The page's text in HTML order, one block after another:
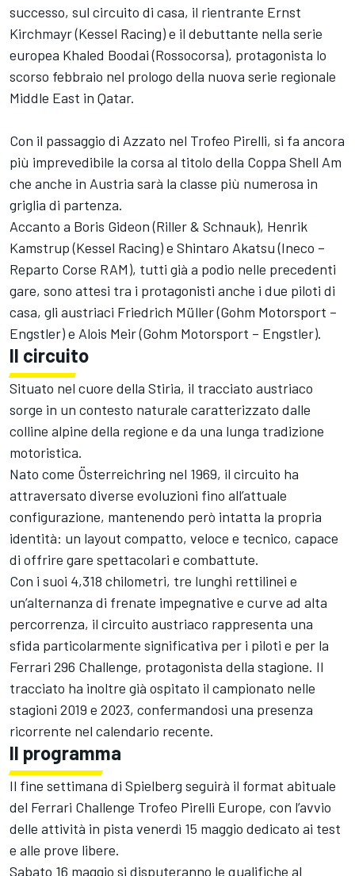
successo, sul circuito di casa, il rientrante Ernst
Kirchmayr (Kessel Racing) e il debuttante nella serie
europea Khaled Boodai (Rossocorsa), protagonista lo
scorso febbraio nel prologo della nuova serie regionale
Middle East in Qatar.
Con il passaggio di Azzato nel Trofeo Pirelli, si fa ancora
più imprevedibile la corsa al titolo della Coppa Shell Am
che anche in Austria sarà la classe più numerosa in
griglia di partenza.
Accanto a Boris Gideon (Riller & Schnauk), Henrik
Kamstrup (Kessel Racing) e Shintaro Akatsu (Ineco –
Reparto Corse RAM), tutti già a podio nelle precedenti
gare, sono attesi tra i protagonisti anche i due piloti di
casa, gli austriaci Friedrich Müller (Gohm Motorsport –
Engstler) e Alois Meir (Gohm Motorsport – Engstler).
Il circuito
Situato nel cuore della Stiria, il tracciato austriaco
sorge in un contesto naturale caratterizzato dalle
colline alpine della regione e da una lunga tradizione
motoristica.
Nato come Österreichring nel 1969, il circuito ha
attraversato diverse evoluzioni fino all’attuale
configurazione, mantenendo però intatta la propria
identità: un layout compatto, veloce e tecnico, capace
di offrire gare spettacolari e combattute.
Con i suoi 4,318 chilometri, tre lunghi rettilinei e
un’alternanza di frenate impegnative e curve ad alta
percorrenza, il circuito austriaco rappresenta una
sfida particolarmente significativa per i piloti e per la
Ferrari 296 Challenge, protagonista della stagione. Il
tracciato ha inoltre già ospitato il campionato nelle
stagioni 2019 e 2023, confermandosi una presenza
ricorrente nel calendario recente.
Il programma
Il fine settimana di Spielberg seguirà il format abituale
del Ferrari Challenge Trofeo Pirelli Europe, con l’avvio
delle attività in pista venerdì 15 maggio dedicato ai test
e alle prove libere.
Sabato 16 maggio si disputeranno le qualifiche al